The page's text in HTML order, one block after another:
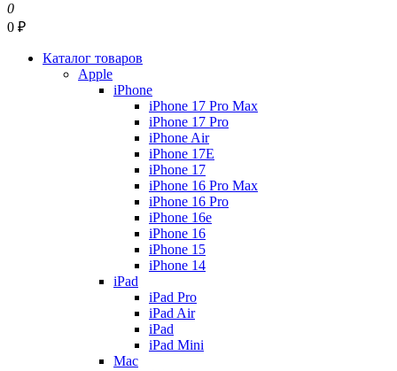
0
0 ₽
Каталог товаров
Apple
iPhone
iPhone 17 Pro Max
iPhone 17 Pro
iPhone Air
iPhone 17E
iPhone 17
iPhone 16 Pro Max
iPhone 16 Pro
iPhone 16e
iPhone 16
iPhone 15
iPhone 14
iPad
iPad Pro
iPad Air
iPad
iPad Mini
Mac